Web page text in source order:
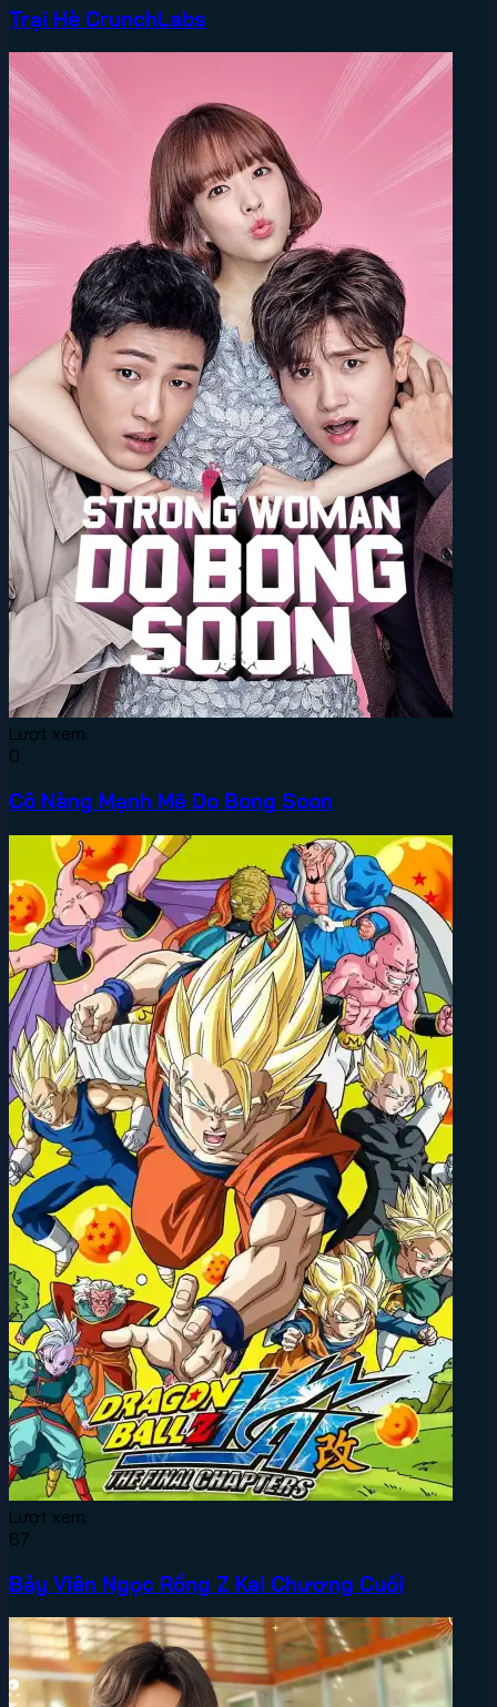
Trại Hè CrunchLabs
Lượt xem:
0
Cô Nàng Mạnh Mẽ Do Bong Soon
Lượt xem:
67
Bảy Viên Ngọc Rồng Z Kai Chương Cuối